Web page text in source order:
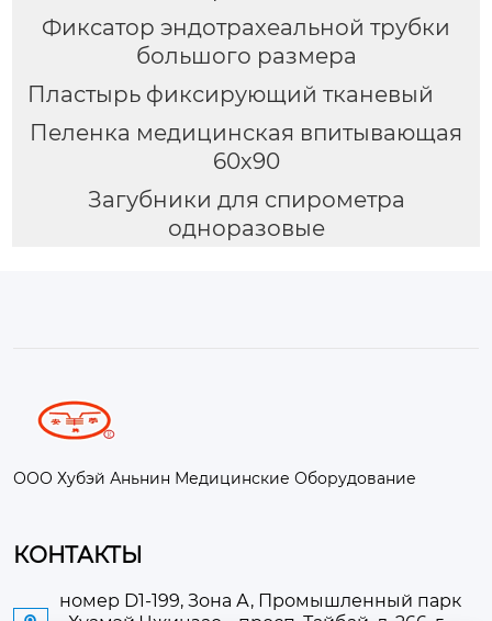
Фиксатор эндотрахеальной трубки
большого размера
Пластырь фиксирующий тканевый
Пеленка медицинская впитывающая
60х90
Загубники для спирометра
одноразовые
ООО Хубэй Аньнин Медицинские Оборудование
КОНТАКТЫ
номер D1-199, Зона А, Промышленный парк